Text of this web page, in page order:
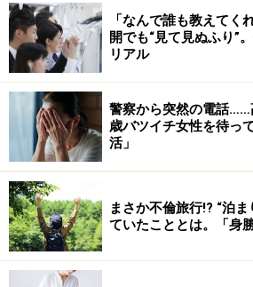
いっぱぐれのない仕事をする』と。
ういう理由だというのは親としてせ
幼稚園のころ、小学生になったら
めていた。ところがその夢も叶
が、夫も好きでメンタルを病んだ
わかっているから、彼女は夫を責め
親の遺産を受け継ぐ友人
最近、高校時代からの友人の父親が
「なんで誰も教えてく
開でも“見て見ぬふり”
リアル
警察から突然の電話……
歳バツイチ女性を待っ
活」
まさか不倫旅行!? “泊
ていたこととは。「身